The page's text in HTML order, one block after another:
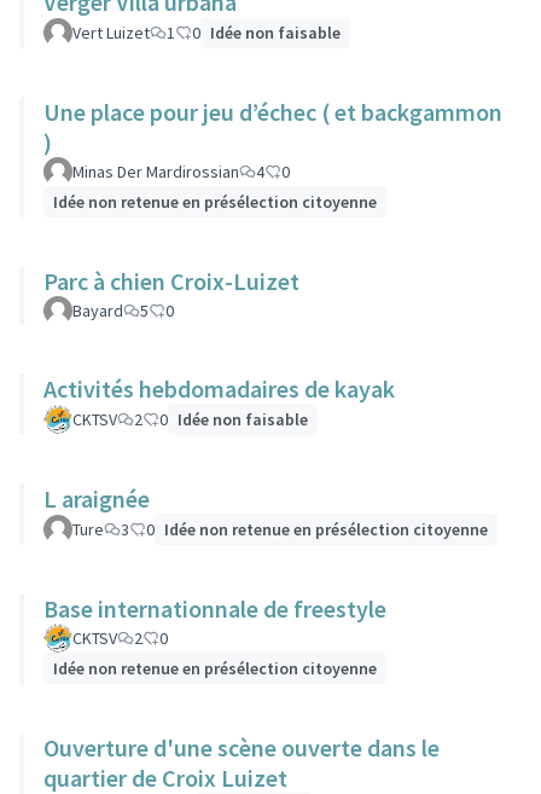
Vert Luizet 1 0 Idée non faisable
Une place pour jeu d’échec ( et backgammon
)
Minas Der Mardirossian 4
0
Idée non retenue en présélection citoyenne
Parc à chien Croix-Luizet
Bayard 5 0
Activités hebdomadaires de kayak
CKTSV 2 0 Idée non faisable
L araignée
Ture 3 0 Idée non retenue en présélection citoyenne
Base internationnale de freestyle
CKTSV 2
0
Idée non retenue en présélection citoyenne
Ouverture d'une scène ouverte dans le
quartier de Croix Luizet